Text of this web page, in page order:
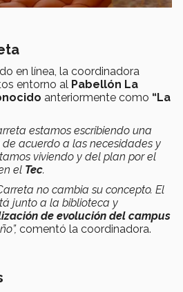
en línea, la coordinadora
entorno al Pabellón La
anteriormente como “La
estamos escribiendo una
de acuerdo a las necesidades y
viviendo y del plan por el
el Tec.
no cambia su concepto. El
junto a la biblioteca y
de evolución del campus
comentó la coordinadora.